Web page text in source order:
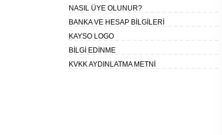
NASIL ÜYE OLUNUR?
BANKA VE HESAP BİLGİLERİ
KAYSO LOGO
BİLGİ EDİNME
KVKK AYDINLATMA METNİ